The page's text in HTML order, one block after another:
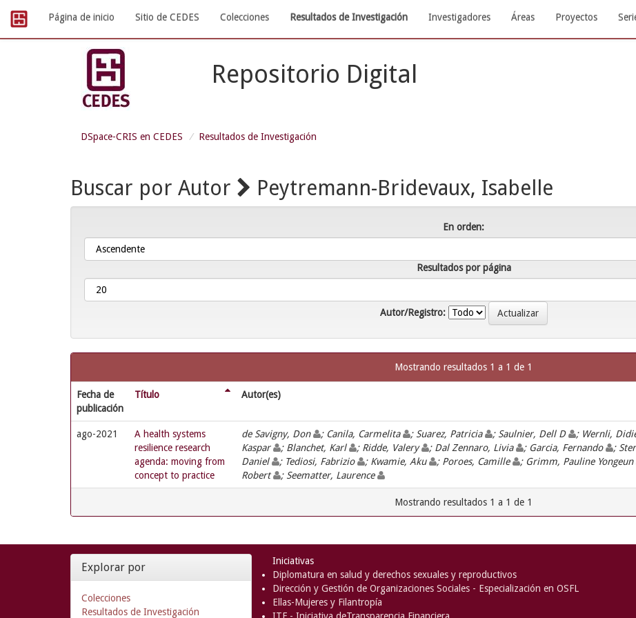
navigation
Página de inicio Sitio de CEDES Colecciones Resultados de Investigación Investigadores Áreas Proyectos
Repositorio Digital
DSpace-CRIS en CEDES Resultados de Investigación
Buscar por Autor Peytremann-Bridevaux, Isabelle
En orden:
Resultados por página
Autor/Registro:
Mostrando resultados 1 a 1 de 1
Fecha de
publicación
Título Autor(es)
ago-2021
A health systems
resilience research
agenda: moving from
concept to practice
de Savigny, Don ; Canila, Carmelita ; Suarez, Patricia ; Saulnier, Dell D ; Wernli,
Kaspar
; Blanchet, Karl ; Ridde, Valery ; Dal Zennaro, Livia ; Garcia, Fernando ;
Daniel
; Tediosi, Fabrizio ; Kwamie, Aku ; Poroes, Camille ; Grimm, Pauline Yongeun
Robert
; Seematter, Laurence
Mostrando resultados 1 a 1 de 1
Explorar por
Colecciones
Resultados de Investigación
Iniciativas
Diplomatura en salud y derechos sexuales y reproductivos
Dirección y Gestión de Organizaciones Sociales - Especialización en OSFL
Ellas-Mujeres y Filantropía